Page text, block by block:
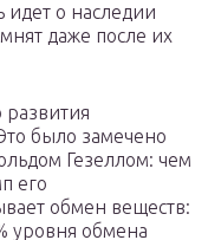
идет о наследии
даже после их
развития
было замечено
Гезеллом: чем
его
обмен веществ:
уровня обмена